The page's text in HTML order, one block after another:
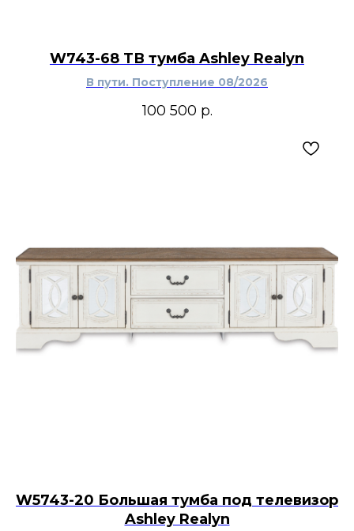
W743-68 ТВ тумба Ashley Realyn
В пути. Поступление 08/2026
100 500 р.
W5743-20 Большая тумба под телевизор
Ashley Realyn